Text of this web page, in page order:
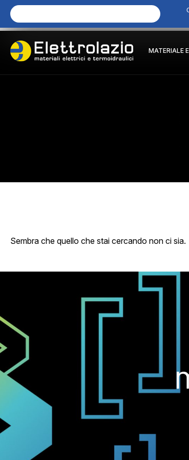
MATERIALE
Sembra che quello che stai cercando non ci sia.